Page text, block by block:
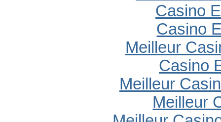
Casino
Casino
Meilleur
Casino
Meilleur
Meilleur